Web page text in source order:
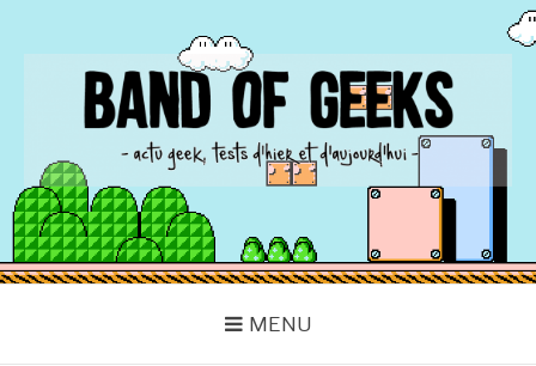
BAND OF GEEKS
Actu Geek d'hier et d'aujourd'hui
MENU